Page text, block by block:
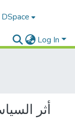
Log In
أثر